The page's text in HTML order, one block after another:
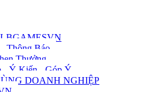
Thông Báo
Thưởng
- Ý Kiến - Góp Ý
DOANH NGHIỆP